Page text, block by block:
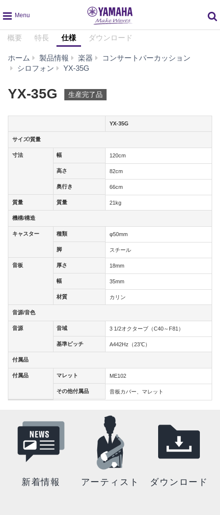
global
navigation
概要 特長 仕様 ダウンロード
ホーム 製品情報 楽器
コンサートパーカッション
シロフォン
YX-35G
YX-35G 生産完了品
サイズ/質量
寸法 幅
高さ
奥行き
質量 質量
機構/構造
キャスター 種類
脚
音板 厚さ
幅
材質
音源/音色
音源 音域
基準ピッチ
付属品
付属品 マレット
その他付属品
YX-35G
サイズ/質量
寸法 幅 120cm
高さ 82cm
奥行き 66cm
質量 質量 21kg
機構/構造
キャスター 種類 φ50mm
脚 スチール
音板 厚さ 18mm
幅 35mm
材質 カリン
音源/音色
音源 音域 3 1/2オクターブ（C40～F81）
基準ピッチ A442Hz（23℃）
付属品
付属品 マレット ME102
その他付属品 音板カバー、マレット
新着情報 アーティスト ダウンロード